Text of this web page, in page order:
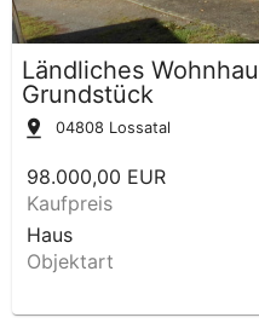
Ländliches
Grundstück
04808 Lossatal
98.000,00 EUR
Kaufpreis
Haus
Objektart